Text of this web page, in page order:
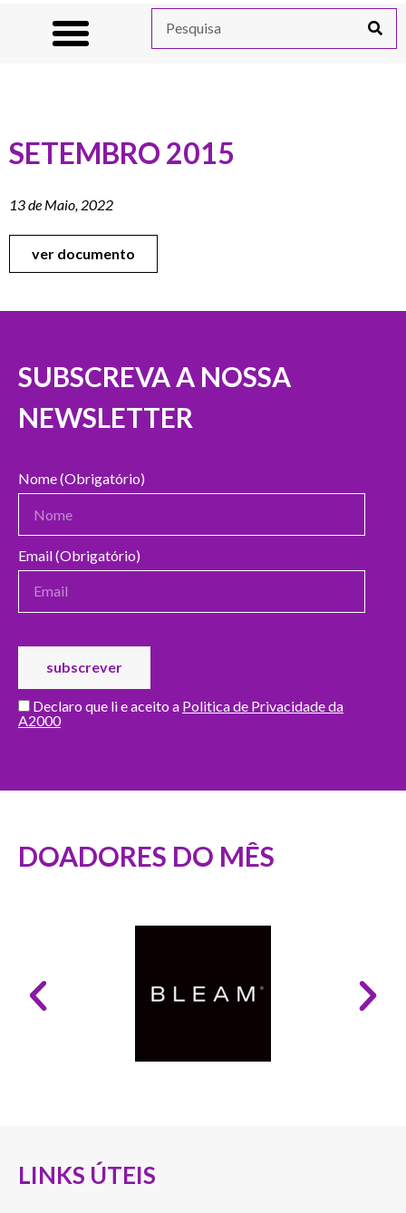
SETEMBRO 2015
13 de Maio, 2022
ver documento
SUBSCREVA A NOSSA
NEWSLETTER
Nome (Obrigatório)
Email (Obrigatório)
Declaro que li e aceito a Politica de Privacidade da
A2000
DOADORES DO MÊS
LINKS ÚTEIS